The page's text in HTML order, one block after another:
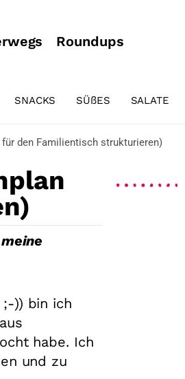
Roundups
SNACKS SÜßES SALATE
den Familientisch strukturieren)
;-)) bin ich
habe. Ich
und zu